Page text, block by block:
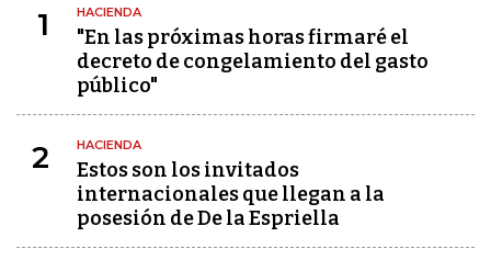
1 HACIENDA
"En las próximas horas firmaré el
decreto de congelamiento del gasto
público"
2 HACIENDA
Estos son los invitados
internacionales que llegan a la
posesión de De la Espriella